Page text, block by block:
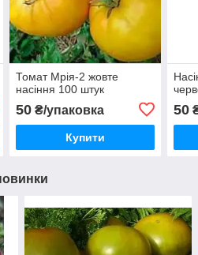
Томат Мрія-2 жовте
насіння 100 штук
50₴/упаковка
Купити
50